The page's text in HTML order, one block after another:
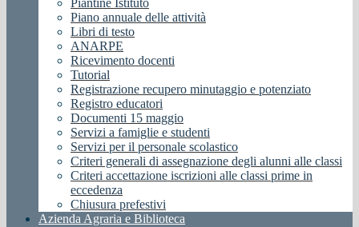
Piantine Istituto
Piano annuale delle attività
Libri di testo
ANARPE
Ricevimento docenti
Tutorial
Registrazione recupero minutaggio e potenziato
Registro educatori
Documenti 15 maggio
Servizi a famiglie e studenti
Servizi per il personale scolastico
Criteri generali di assegnazione degli alunni alle classi
Criteri accettazione iscrizioni alle classi prime in
eccedenza
Chiusura prefestivi
Azienda Agraria e Biblioteca